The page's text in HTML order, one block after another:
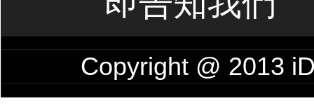
Copyright @ 2013